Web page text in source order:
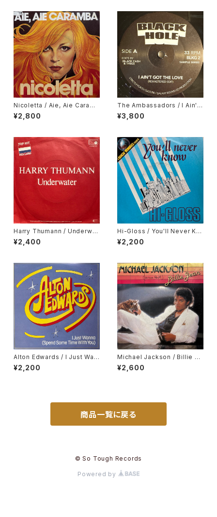
Nicoletta / Aie, Aie Caramb
a
¥2,800
The Ambassadors / I Ain't
Got The Love, Nancy Hollo
way / Hurts So Bad
¥3,800
Harry Thumann / Underwat
er
¥2,400
Hi-Gloss / You'll Never Kn
ow
¥2,200
Alton Edwards / I Just Wan
na (Spend Some Time Wit
h You)
¥2,200
Michael Jackson / Billie Je
an, It's The Falling In Love
¥2,600
商品一覧に戻る
© So Tough Records
Powered by